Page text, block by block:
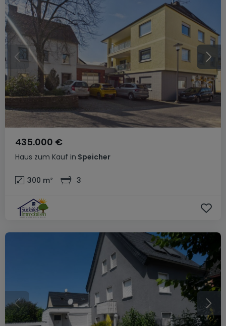
Haus zum Kauf in Speicher
435.000 €
300 m² 3